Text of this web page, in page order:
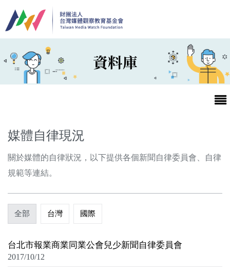
資料庫
第25屆台灣兒童及少年優質節目活動官網
關於我們
監督觀察
媒體自律現況
關於媒體的自律狀況，以下提供各個新聞自律委員會、自律
規範等連結。
全部 台灣 國際
台北市報業商業同業公會兒少新聞自律委員會
2017/10/12